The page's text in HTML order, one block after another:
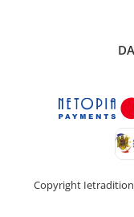
Copyright